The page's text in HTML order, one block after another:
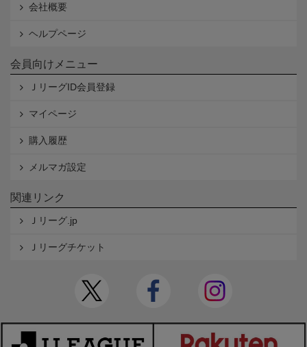
会社概要
ヘルプページ
会員向けメニュー
ＪリーグID会員登録
マイページ
購入履歴
メルマガ設定
関連リンク
Ｊリーグ.jp
Ｊリーグチケット